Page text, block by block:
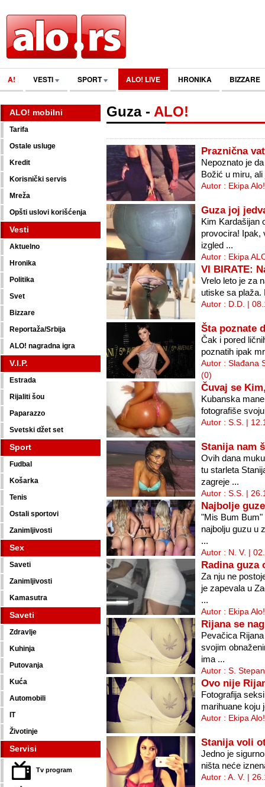
A! VESTI SPORT ALO! LIVE HRONIKA BIZZARE
ALO! mobilni
Tarifa
Ostale usluge
Kredit
Korisnički servis
Mreža
Opšti uslovi korišćenja
Vesti
Aktuelno
Hronika
Politika
Svet
Bizzare
Reportaža/Srbija
ALO! nagradna igra
V.I.P.
Estrada
Rijaliti šou
Paparazzo
Svetski džet set
Sport
Fudbal
Košarka
Tenis
Ostali sportovi
Zanimljivosti
Sex
Saveti
Zanimljivosti
Kamasutra
Saveti
Zdravlje
Kuhinja
Putovanja
Kuća
Automobili
IT
Životinje
Servisi
Tv program
Guza- ALO!
Praznična
Nepoznato je
Božić u miru,
Autor : Ekipa
Guza joj
Kim Kardašijan
provocira! Ipak,
izgled ...
Autor : Ekipa
VI BIRATE:
Vrelo leto je za
utiske sa plaža.
Autor : D.D. |
Šta poznate
Čak i pored
poznatih ipak
Autor : Slađana
(0)
Čuvaj se
Kubanska
fotografiše
Autor : S.S. |
Stanija nam
Ovih dana
tu starleta
zagreje ...
Autor : S.S. |
Najbolje
"Mis Bum
najbolju guzu u
...
Autor : N. V. |
Radina guza
Za nju ne
je zapevala u
...
Autor : Ekipa
Rijana se
Pevačica
svojim
ima ...
Autor : S.
Ovo nije
Fotografija
marihuane koju
Autor : Ekipa
Stanija voli
Jedno je
ništa neće
Autor : A. V. |